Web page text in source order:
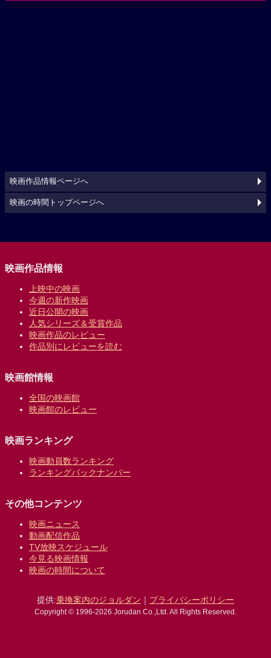
映画作品情報ページへ
映画の時間トップページへ
映画作品情報
上映中の映画
今週の新作映画
近日公開の映画
人気シリーズ＆受賞作品
映画作品のレビュー
作品別にレビューを読む
映画館情報
全国の映画館
映画館のレビュー
映画ランキング
映画動員数ランキング
ランキングバックナンバー
その他コンテンツ
映画ニュース
動画配信作品
TV放映スケジュール
今見る映画情報
映画の時間について
提供:乗換案内のジョルダン ｜ プライバシーポリシー
Copyright © 1996-2026 Jorudan Co.,Ltd. All Rights Reserved.